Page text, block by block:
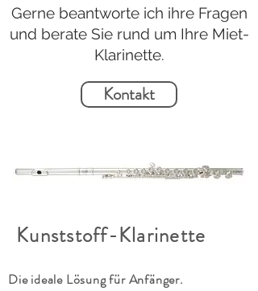
Gerne beantworte ich ihre Fragen
und berate Sie rund um Ihre Miet-
Klarinette.
Kontakt
Kunststoff-Klarinette
Die ideale Lösung für Anfänger.